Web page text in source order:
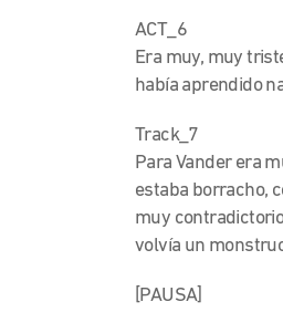
ACT_6
Era muy, muy
había aprendido
Track_7
Para Vander era
estaba borracho,
muy
volvía un
[PAUSA]